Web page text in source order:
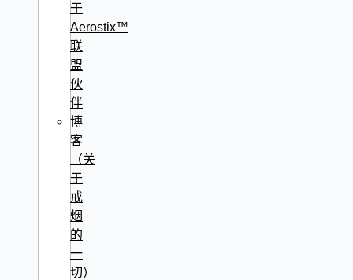
于
Aerostix™
联
盟
伙
伴
博
客
（关
于
戒
烟
的
一
切）